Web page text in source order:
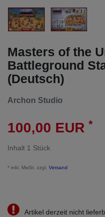
Masters of the
Battleground
(Deutsch)
Archon Studio
100,00 EUR *
Inhalt 1 Stück
* inkl. MwSt. zzgl. Versand
Artikel derzeit nicht